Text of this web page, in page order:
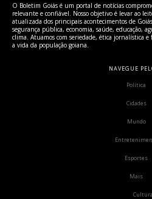
O Boletim Goiás é um portal de notícias
relevante e confiável. Nosso objetivo é levar ao
atualizada dos principais acontecimentos de
segurança pública, economia, saúde, educação,
clima. Atuamos com seriedade, ética jornalística
a vida da população goiana.
NAVEGUE
Política
Cidades
Mundo
Esportes
Mais
Cultura